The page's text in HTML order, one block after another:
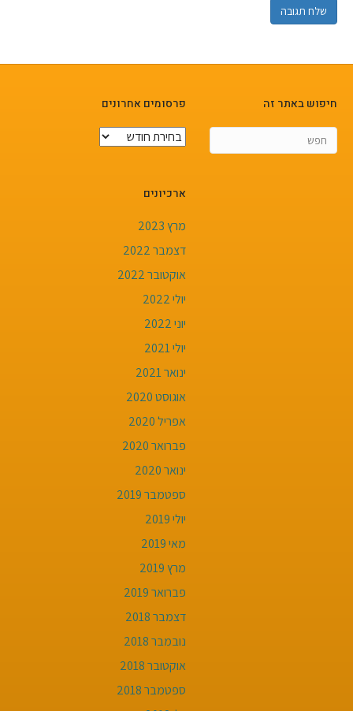
חיפוש באתר זה
פרסומים אחרונים
פרסומים
ארכיונים
מרץ 2023
דצמבר 2022
אוקטובר 2022
יולי 2022
יוני 2022
יולי 2021
ינואר 2021
אוגוסט 2020
אפריל 2020
פברואר 2020
ינואר 2020
ספטמבר 2019
יולי 2019
מאי 2019
מרץ 2019
פברואר 2019
דצמבר 2018
נובמבר 2018
אוקטובר 2018
ספטמבר 2018